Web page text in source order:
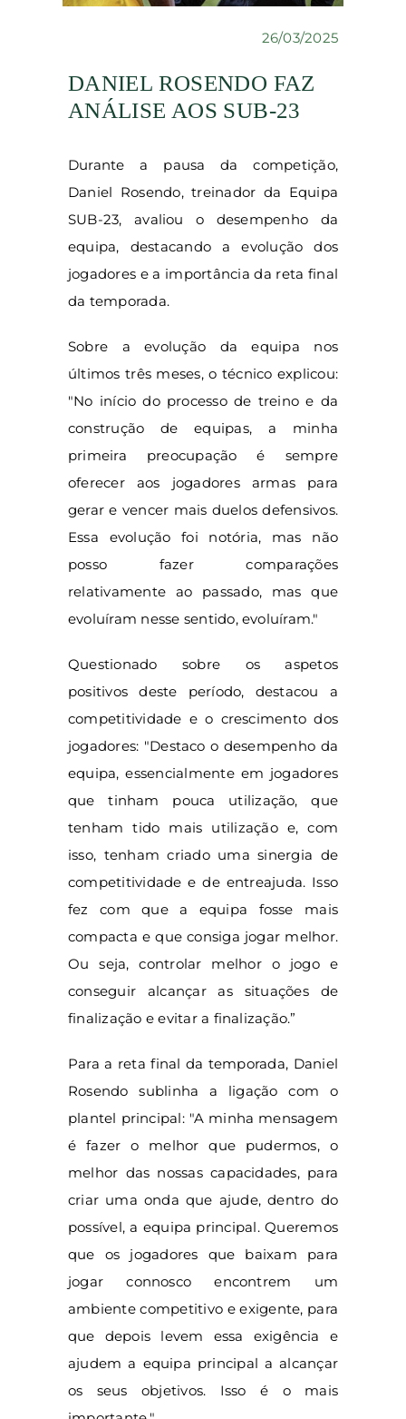
26/03/2025
DANIEL ROSENDO FAZ
ANÁLISE AOS SUB-23
Durante a pausa da competição,
Daniel Rosendo, treinador da Equipa
SUB-23, avaliou o desempenho da
equipa, destacando a evolução dos
jogadores e a importância da reta final
da temporada.
Sobre a evolução da equipa nos
últimos três meses, o técnico explicou:
"No início do processo de treino e da
construção de equipas, a minha
primeira preocupação é sempre
oferecer aos jogadores armas para
gerar e vencer mais duelos defensivos.
Essa evolução foi notória, mas não
posso fazer comparações
relativamente ao passado, mas que
evoluíram nesse sentido, evoluíram."
Questionado sobre os aspetos
positivos deste período, destacou a
competitividade e o crescimento dos
jogadores: "Destaco o desempenho da
equipa, essencialmente em jogadores
que tinham pouca utilização, que
tenham tido mais utilização e, com
isso, tenham criado uma sinergia de
competitividade e de entreajuda. Isso
fez com que a equipa fosse mais
compacta e que consiga jogar melhor.
Ou seja, controlar melhor o jogo e
conseguir alcançar as situações de
finalização e evitar a finalização.”
Para a reta final da temporada, Daniel
Rosendo sublinha a ligação com o
plantel principal: "A minha mensagem
é fazer o melhor que pudermos, o
melhor das nossas capacidades, para
criar uma onda que ajude, dentro do
possível, a equipa principal. Queremos
que os jogadores que baixam para
jogar connosco encontrem um
ambiente competitivo e exigente, para
que depois levem essa exigência e
ajudem a equipa principal a alcançar
os seus objetivos. Isso é o mais